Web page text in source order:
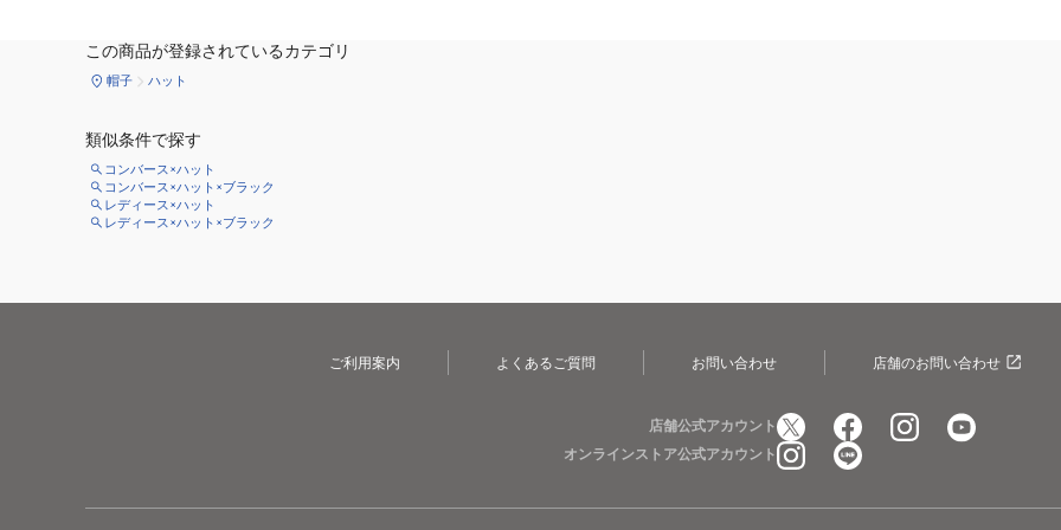
この商品が登録されているカテゴリ
帽子 ハット
類似条件で探す
コンバース×ハット
コンバース×ハット×ブラック
レディース×ハット
レディース×ハット×ブラック
ご利用案内 よくあるご質問 お問い合わせ 店舗のお問い合わせ
店舗公式アカウント
オンラインストア公式アカウント